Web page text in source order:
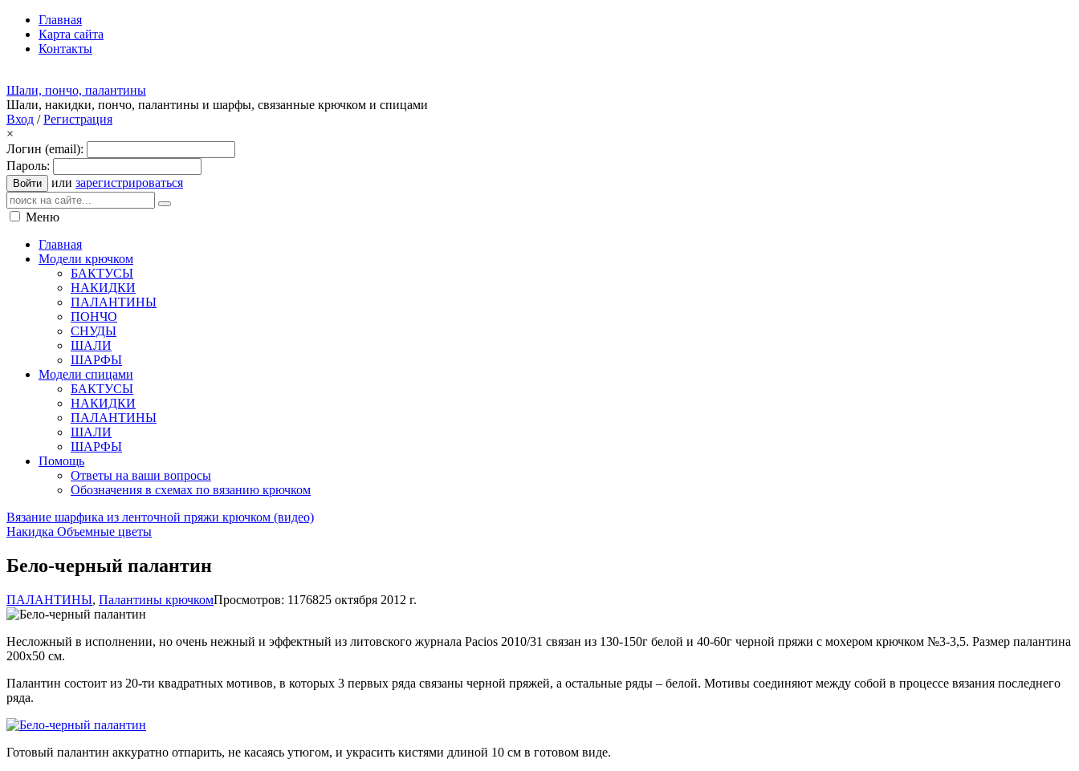
Главная
Карта сайта
Контакты
Шали, пончо, палантины
Шали, накидки, пончо, палантины и шарфы, связанные крючком и спицами
Вход /Регистрация
×
Логин (email):
Пароль:
Войти или зарегистрироваться
Меню
Главная
Модели крючком
БАКТУСЫ
НАКИДКИ
ПАЛАНТИНЫ
ПОНЧО
СНУДЫ
ШАЛИ
ШАРФЫ
Модели спицами
БАКТУСЫ
НАКИДКИ
ПАЛАНТИНЫ
ШАЛИ
ШАРФЫ
Помощь
Ответы на ваши вопросы
Обозначения в схемах по вязанию крючком
Вязание шарфика из ленточной пряжи крючком (видео)
Накидка Объемные цветы
Бело-черный палантин
ПАЛАНТИНЫ, Палантины крючкомПросмотров: 1176825 октября 2012 г.
Несложный в исполнении, но очень нежный и эффектный из литовского журнала Pacios 2010/31 связан из 130-150г белой и 40-60г черной пряжи с мохером крючком №3-3,5. Размер палантина
200х50 см.
Палантин состоит из 20-ти квадратных мотивов, в которых 3 первых ряда связаны черной пряжей, а остальные ряды – белой. Мотивы соединяют между собой в процессе вязания последнего
ряда.
Готовый палантин аккуратно отпарить, не касаясь утюгом, и украсить кистями длиной 10 см в готовом виде.